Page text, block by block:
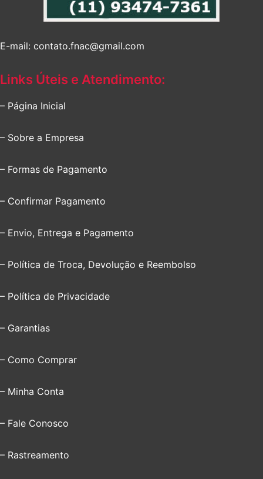
E-mail: contato.fnac@gmail.com
Links Úteis e Atendimento:
– Página Inicial
– Sobre a Empresa
– Formas de Pagamento
– Confirmar Pagamento
– Envio, Entrega e Pagamento
– Política de Troca, Devolução e Reembolso
– Política de Privacidade
– Garantias
– Como Comprar
– Minha Conta
– Fale Conosco
– Rastreamento